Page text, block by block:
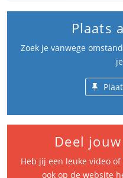
Plaats
Zoek je vanwege
Deel
Heb jij een leuke video
ook op de website